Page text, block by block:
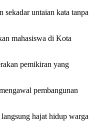
untaian kata tanpa
mahasiswa di Kota
pemikiran yang
pembangunan
hajat hidup warga